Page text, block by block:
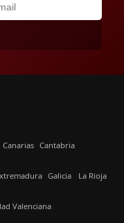
Canarias Cantabria
Galicia La Rioja
Valenciana